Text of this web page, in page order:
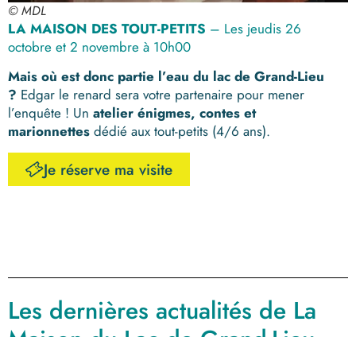
© MDL
LA MAISON DES TOUT-PETITS – Les jeudis 26
octobre et 2 novembre à 10h00
Mais où est donc partie l’eau du lac de Grand-Lieu
? Edgar le renard sera votre partenaire pour mener
l’enquête ! Un atelier énigmes, contes et
marionnettes dédié aux tout-petits (4/6 ans).
Je réserve ma visite
Les dernières actualités de La